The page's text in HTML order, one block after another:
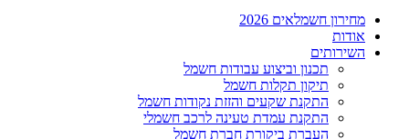
מחירון חשמלאים 2026
אודות
השירותים
תכנון וביצוע עבודות חשמל
תיקון תקלות חשמל
התקנת שקעים והזזת נקודות חשמל
התקנת עמדת טעינה לרכב חשמלי
העברת ביקורת חברת חשמל